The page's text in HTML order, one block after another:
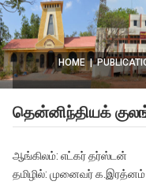
HOME |
தென்னிந்தியக்
ஆங்கிலம்: எட்கர் தர்ஸ்டன்
தமிழில்: முனைவர் க.இரத்னம்